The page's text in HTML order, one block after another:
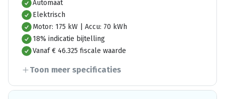
Automaat
Elektrisch
Motor: 175 kW | Accu: 70 kWh
18% indicatie bijtelling
Vanaf € 46.325 fiscale waarde
Toon meer specificaties